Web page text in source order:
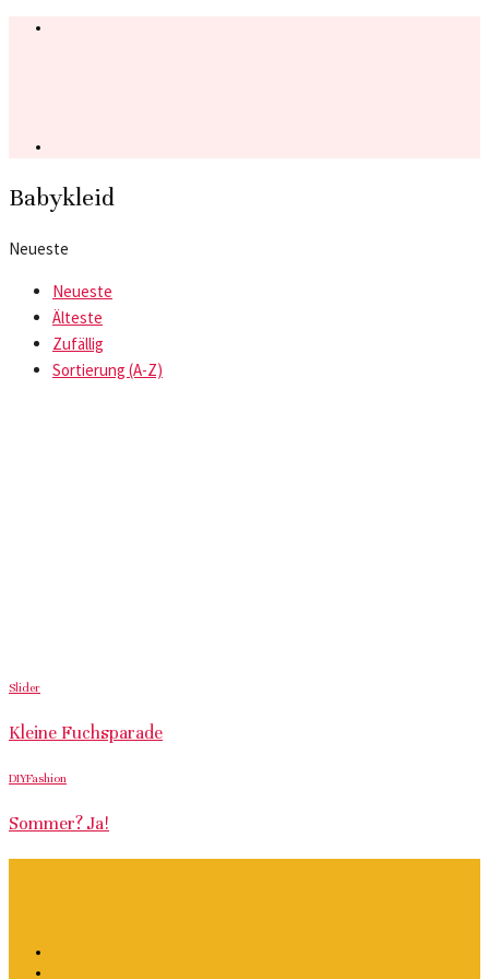
Babykleid
Neueste
Neueste
Älteste
Zufällig
Sortierung (A-Z)
Slider
Kleine Fuchsparade
DIYFashion
Sommer? Ja!